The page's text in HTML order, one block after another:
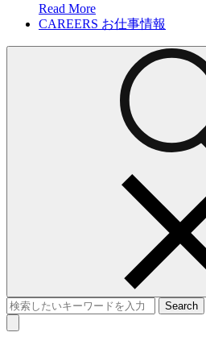
Read More
CAREERS お仕事情報